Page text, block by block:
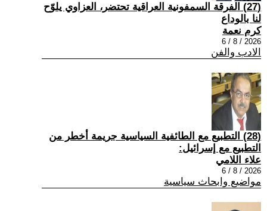
(27) الفرقة السمفونية العراقية تحتضر، العزاوي يلوّح
لنا بالوداع
كرم نعمة
2026 / 8 / 6
الادب والفن
(28) التطبيع مع الطائفية السياسية جريمة أخطر من
التطبيع مع إسرائيل:
علاء اللامي
2026 / 8 / 6
مواضيع وابحاث سياسية